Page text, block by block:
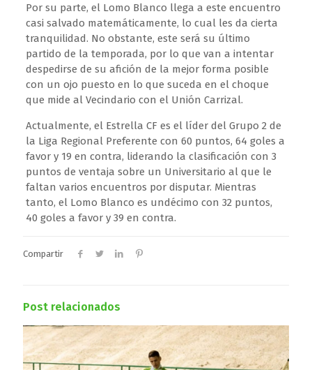
Por su parte, el Lomo Blanco llega a este encuentro
casi salvado matemáticamente, lo cual les da cierta
tranquilidad. No obstante, este será su último
partido de la temporada, por lo que van a intentar
despedirse de su afición de la mejor forma posible
con un ojo puesto en lo que suceda en el choque
que mide al Vecindario con el Unión Carrizal.
Actualmente, el Estrella CF es el líder del Grupo 2 de
la Liga Regional Preferente con 60 puntos, 64 goles a
favor y 19 en contra, liderando la clasificación con 3
puntos de ventaja sobre un Universitario al que le
faltan varios encuentros por disputar. Mientras
tanto, el Lomo Blanco es undécimo con 32 puntos,
40 goles a favor y 39 en contra.
Compartir
Post relacionados